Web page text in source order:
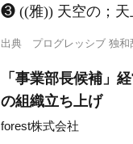
❸ ((雅)) 天空の；天
出典 プログレッシブ 独和
「事業部長候補」
の組織立ち上げ
forest株式会社